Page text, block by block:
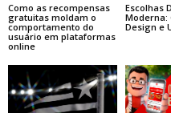
Como as recompensas
gratuitas moldam o
comportamento do
usuário em plataformas
online
Escolhas
Moderna:
Design e